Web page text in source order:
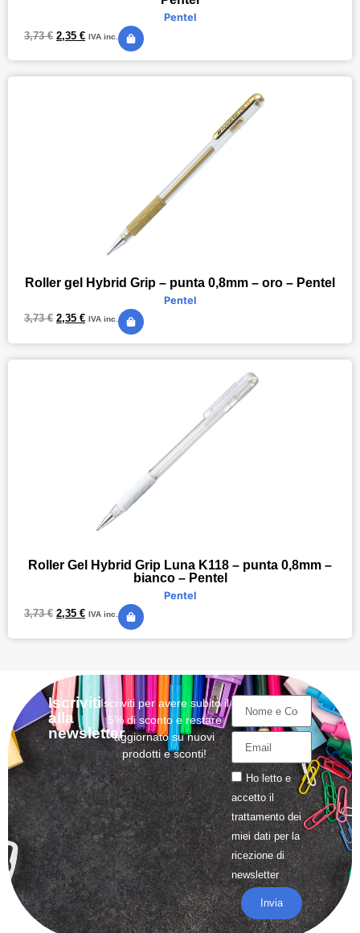
Pentel
3,73€ 2,35 € IVA inc.
Roller gel Hybrid Grip – punta 0,8mm – oro – Pentel
Pentel
3,73€ 2,35 € IVA inc.
Roller Gel Hybrid Grip Luna K118 – punta 0,8mm –
bianco – Pentel
Pentel
3,73€ 2,35 € IVA inc.
Iscriviti
alla
newsletter
Iscriviti per avere subito il
5% di sconto e restare
aggiornato su nuovi
prodotti e sconti!
Ho letto e
accetto il
trattamentodei
miei dati per la
ricezione di
newsletter
Invia